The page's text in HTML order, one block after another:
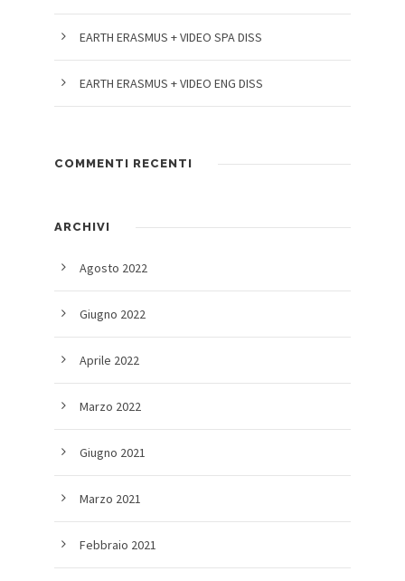
EARTH ERASMUS + VIDEO SPA DISS
EARTH ERASMUS + VIDEO ENG DISS
COMMENTI RECENTI
ARCHIVI
Agosto 2022
Giugno 2022
Aprile 2022
Marzo 2022
Giugno 2021
Marzo 2021
Febbraio 2021